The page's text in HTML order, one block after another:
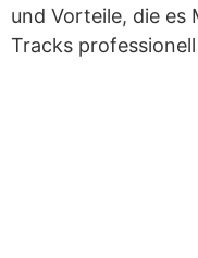
und Vorteile, die es
Tracks